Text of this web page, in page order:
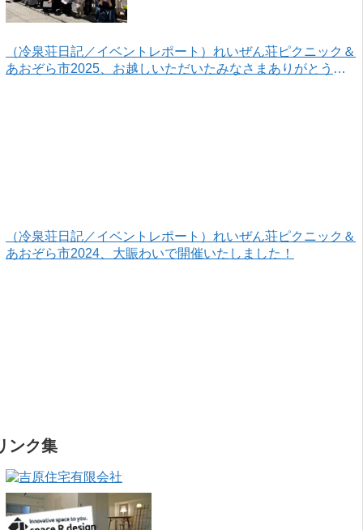
（冷泉荘日記／イベントレポート）れいぜん荘ピクニック＆
あおぞら市2025、お越しいただいたみなさまありがとうご
（冷泉荘日記／イベントレポート）れいぜん荘ピクニック＆
あおぞら市2024、大賑わいで開催いたしました！
ンク集